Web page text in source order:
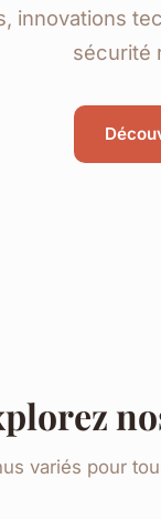
innovations
sécurité
variés pour